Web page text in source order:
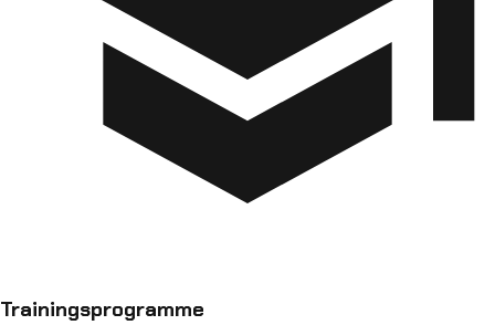
Trainingsprogramme